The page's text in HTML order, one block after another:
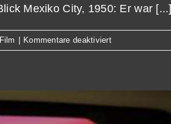
Mexiko City, 1950: Er war [...]
Film Kommentare deaktiviertfür
Open